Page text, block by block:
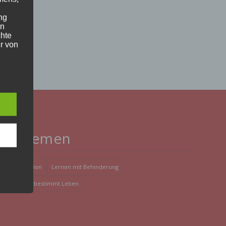
Themen
Inklusion Lernen mit Behinderung
Selbstbestimmt Leben
von